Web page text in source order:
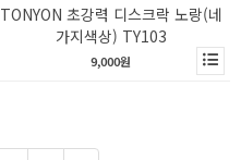
TONYON 초강력 디스크락 노랑(네
가지색상) TY103
9,000원